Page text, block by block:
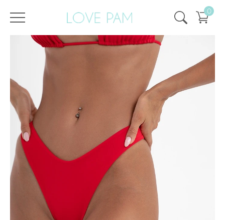
0
Все купальники Раздельные ,Плавки , Кира Плавки Кира Красные